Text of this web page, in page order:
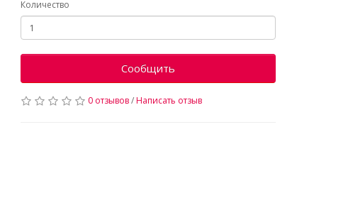
Количество
Сообщить
0 отзывов/Написать отзыв